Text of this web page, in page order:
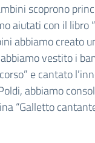
scoprono
aiutati con il libro
abbiamo creato
vestito i
e cantato
abbiamo
“Galletto